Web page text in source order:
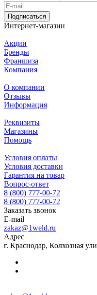
Подписаться
Интернет-магазин
Акции
Бренды
Франшиза
Компания
О компании
Отзывы
Информация
Реквизиты
Магазины
Помощь
Условия оплаты
Условия доставки
Гарантия на товар
Вопрос-ответ
8 (800) 777-00-72
8 (800) 777-00-72
Заказать звонок
E-mail
zakaz@1weld.ru
Адрес
г. Краснодар, Колхозная